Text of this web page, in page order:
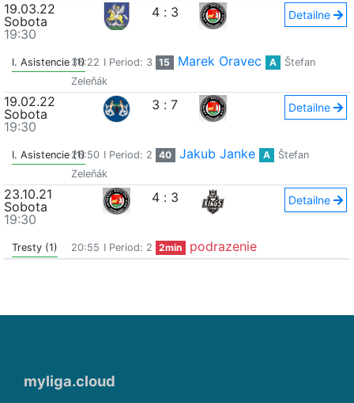
19.03.22
Sobota
19:30
4 : 3 Detailne
I. Asistencie (1)36:22 I Period: 3 15 Marek Oravec A
Štefan
Zeleňák
19.02.22
Sobota
19:30
3 : 7 Detailne
I. Asistencie (1)26:50 I Period: 2 40 Jakub Janke A
Štefan
Zeleňák
23.10.21
Sobota
19:30
4 : 3 Detailne
Tresty (1) 20:55 I Period: 2 2min podrazenie
myliga.cloud